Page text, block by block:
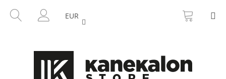
HĽADAŤ
PRIHLÁSENIE
EUR KOŠÍK
SPÄŤ
SPÄŤ